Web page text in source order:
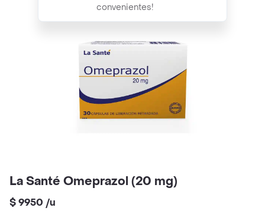
convenientes!
La Santé Omeprazol (20 mg)
$ 9950 /u